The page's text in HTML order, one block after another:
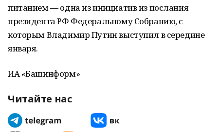
питанием — одна из инициатив из послания
президента РФ Федеральному Собранию, с
которым Владимир Путин выступил в середине
января.
ИА «Башинформ»
Читайте нас